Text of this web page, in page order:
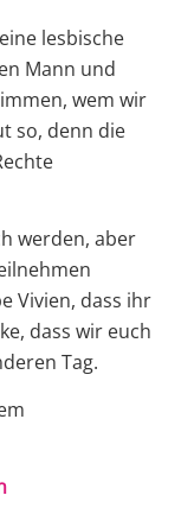
lesbische
Mann und
wem wir
so, denn die
werden, aber
Vivien, dass ihr
dass wir euch
Tag.